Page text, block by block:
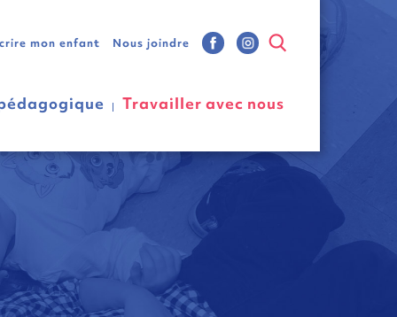
mon enfant Nous joindre
Travailler avec nous